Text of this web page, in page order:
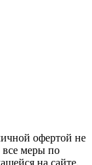
офертой не
все меры по
на сайте,